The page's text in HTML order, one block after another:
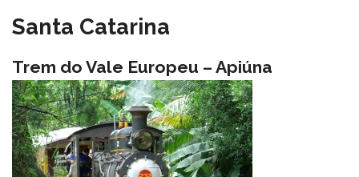
Santa Catarina
Trem do Vale Europeu – Apiúna